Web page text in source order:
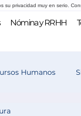
Nómina y RRHH
Humanos
su privacidad muy en serio.